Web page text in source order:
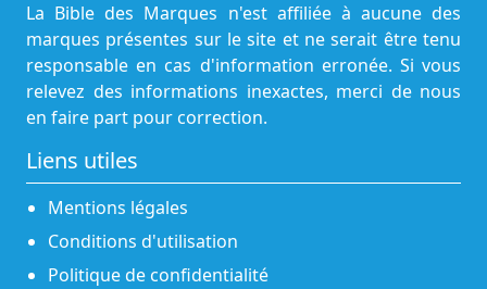
La Bible des Marques n'est affiliée à aucune des
marques présentes sur le site et ne serait être tenu
responsable en cas d'information erronée. Si vous
relevez des informations inexactes, merci de nous
en faire part pour correction.
Liens utiles
Mentions légales
Conditions d'utilisation
Politique de confidentialité